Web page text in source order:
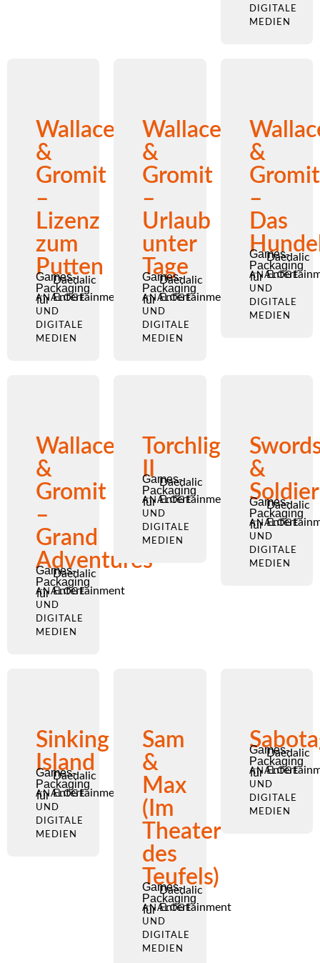
DIGITALE
MEDIEN
Wallace
&
Gromit
–
Lizenz
zum
Putten
Games-
Packaging
für
Daedalic
Entertainment
ANALOGE
UND
DIGITALE
MEDIEN
Wallace
&
Gromit
–
Urlaub
unter
Tage
Games-
Packaging
für
Daedalic
Entertainment
ANALOGE
UND
DIGITALE
MEDIEN
&
Gromit
–
Das
Games-
Packaging
für
Daedalic
ANALOGE
UND
DIGITALE
MEDIEN
Wallace
&
Gromit
–
Grand
Adventures
Games-
Packaging
für
Daedalic
Entertainment
ANALOGE
UND
DIGITALE
MEDIEN
Torchlight
II
Games-
Packaging
für
Daedalic
Entertainment
ANALOGE
UND
DIGITALE
MEDIEN
&
Games-
Packaging
für
Daedalic
ANALOGE
UND
DIGITALE
MEDIEN
Sinking
Island
Games-
Packaging
für
Daedalic
Entertainment
ANALOGE
UND
DIGITALE
MEDIEN
Sam
&
Max
(Im
Theater
des
Teufels)
Games-
Packaging
für
Daedalic
Entertainment
ANALOGE
UND
DIGITALE
MEDIEN
Games-
Packaging
für
Daedalic
ANALOGE
UND
DIGITALE
MEDIEN